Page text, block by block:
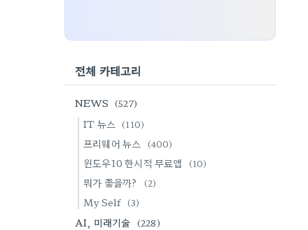
전체 카테고리
NEWS (527)
IT 뉴스 (110)
프리웨어 뉴스 (400)
윈도우10 한시적 무료앱 (10)
뭐가 좋을까? (2)
My Self (3)
AI, 미래기술 (228)